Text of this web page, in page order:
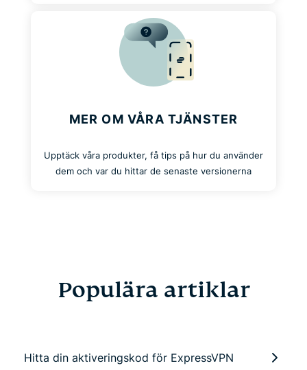
MER OM VÅRA TJÄNSTER
Upptäck våra produkter, få tips på hur du använder
dem och var du hittar de senaste versionerna
Populära artiklar
Hitta din aktiveringskod för ExpressVPN